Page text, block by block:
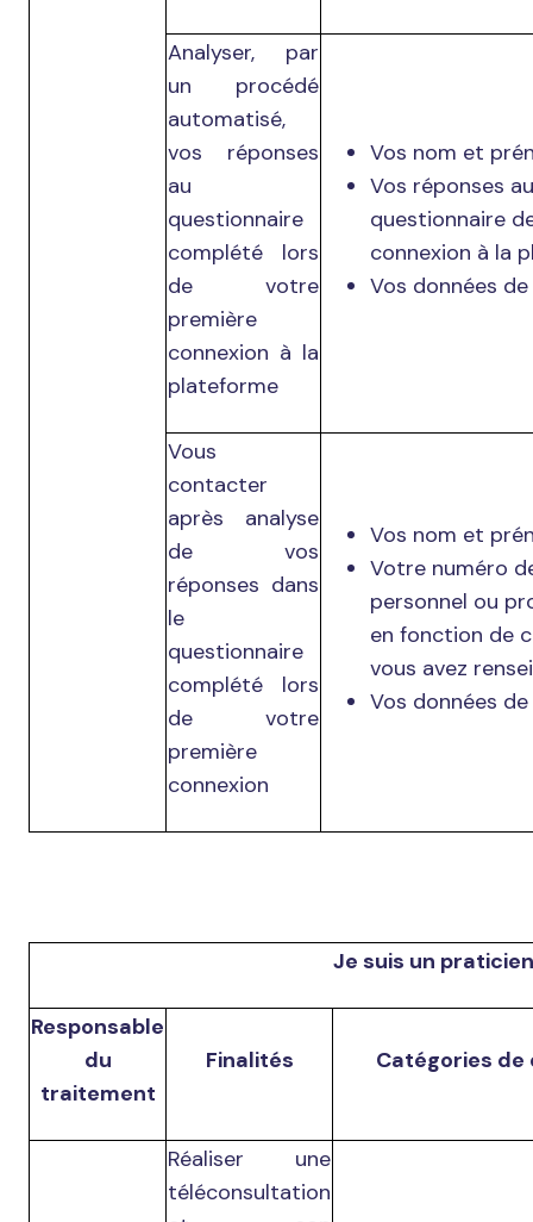
Analyser, par
un procédé
automatisé,
vos réponses
au
questionnaire
complété lors
de votre
première
connexion à la
plateforme
Vos nom et
Vos réponses au
questionnaire
connexion à la
Vos données
Vous
contacter
après analyse
de vos
réponses dans
le
questionnaire
complété lors
de votre
première
connexion
Vos nom et
Votre numéro
personnel ou
en fonction de
vous avez
Vos données
Je suis un
Responsable
du
traitement
Finalités Catégories de
Réaliser une
téléconsultation